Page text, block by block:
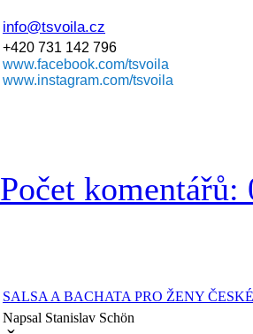
info@tsvoila.cz
+420 731 142 796
www.facebook.com/tsvoila
www.instagram.com/tsvoila
Počet komentářů:
SALSA A BACHATA PRO ŽENY
Napsal Stanislav Schön